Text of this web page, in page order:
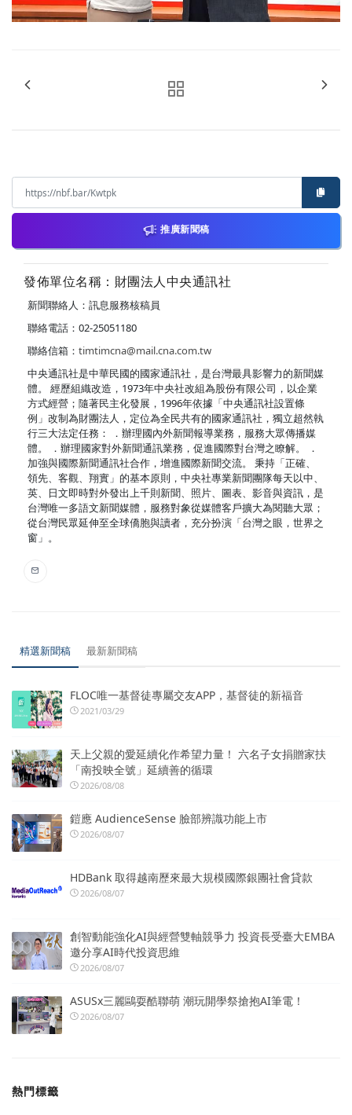
推廣新聞稿
發佈單位名稱：財團法人中央通訊社
新聞聯絡人：訊息服務核稿員
聯絡電話：02-25051180
聯絡信箱： timtimcna@mail.cna.com.tw
中央通訊社是中華民國的國家通訊社，是台灣最具影響力的新聞媒
體。 經歷組織改造，1973年中央社改組為股份有限公司，以企業
方式經營；隨著民主化發展，1996年依據「中央通訊社設置條
例」改制為財團法人，定位為全民共有的國家通訊社，獨立超然執
行三大法定任務： ．辦理國內外新聞報導業務，服務大眾傳播媒
體。 ．辦理國家對外新聞通訊業務，促進國際對台灣之瞭解。 ．
加強與國際新聞通訊社合作，增進國際新聞交流。 秉持「正確、
領先、客觀、翔實」的基本原則，中央社專業新聞團隊每天以中、
英、日文即時對外發出上千則新聞、照片、圖表、影音與資訊，是
台灣唯一多語文新聞媒體，服務對象從媒體客戶擴大為閱聽大眾；
從台灣民眾延伸至全球僑胞與讀者，充分扮演「台灣之眼，世界之
窗」。
精選新聞稿 最新新聞稿
FLOC唯一基督徒專屬交友APP，基督徒的新福音
2021/03/29
天上父親的愛延續化作希望力量！ 六名子女捐贈家扶
「南投映全號」延續善的循環
2026/08/08
鎧應 AudienceSense 臉部辨識功能上市
2026/08/07
HDBank 取得越南歷來最大規模國際銀團社會貸款
2026/08/07
創智動能強化AI與經營雙軸競爭力 投資長受臺大EMBA
邀分享AI時代投資思維
2026/08/07
ASUSx三麗鷗耍酷聯萌 潮玩開學祭搶抱AI筆電！
2026/08/07
熱門標籤